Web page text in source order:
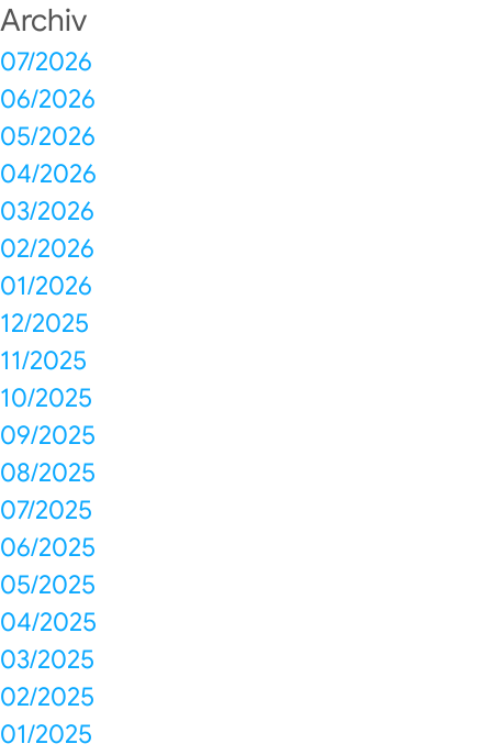
Archiv
07/2026
06/2026
05/2026
04/2026
03/2026
02/2026
01/2026
12/2025
11/2025
10/2025
09/2025
08/2025
07/2025
06/2025
05/2025
04/2025
03/2025
02/2025
01/2025